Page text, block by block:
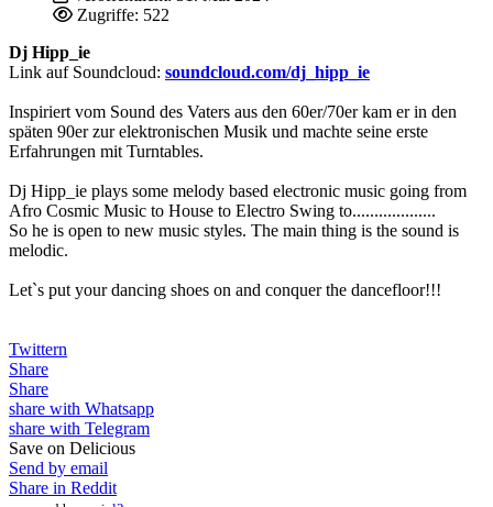
Zugriffe: 522
Dj Hipp_ie
Link auf Soundcloud: soundcloud.com/dj_hipp_ie
Inspiriert vom Sound des Vaters aus den 60er/70er kam er in den
späten 90er zur elektronischen Musik und machte seine erste
Erfahrungen mit Turntables.
Dj Hipp_ie plays some melody based electronic music going from
Afro Cosmic Music to House to Electro Swing to...................
So he is open to new music styles. The main thing is the sound is
melodic.
Let`s put your dancing shoes on and conquer the dancefloor!!!
Twittern
Share
Share
share with Whatsapp
share with Telegram
Save on Delicious
Send by email
Share in Reddit